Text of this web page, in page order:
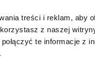
treści i reklam, aby
z naszej
te informacje z
managera, zarządzając
zajmujące kierownicze
współcześni